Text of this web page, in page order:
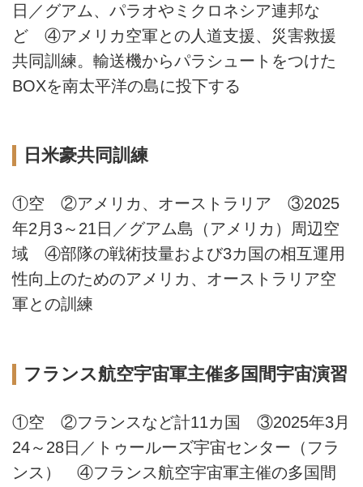
日／グアム、パラオやミクロネシア連邦な
ど ④アメリカ空軍との人道支援、災害救援
共同訓練。輸送機からパラシュートをつけた
BOXを南太平洋の島に投下する
日米豪共同訓練
①空 ②アメリカ、オーストラリア ③2025
年2月3～21日／グアム島（アメリカ）周辺空
域 ④部隊の戦術技量および3カ国の相互運用
性向上のためのアメリカ、オーストラリア空
軍との訓練
フランス航空宇宙軍主催多国間宇宙演習
①空 ②フランスなど計11カ国 ③2025年3月
24～28日／トゥールーズ宇宙センター（フラ
ンス） ④フランス航空宇宙軍主催の多国間